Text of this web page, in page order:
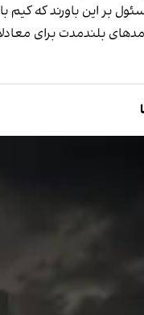
بر این باورند که
بلندمدت برای